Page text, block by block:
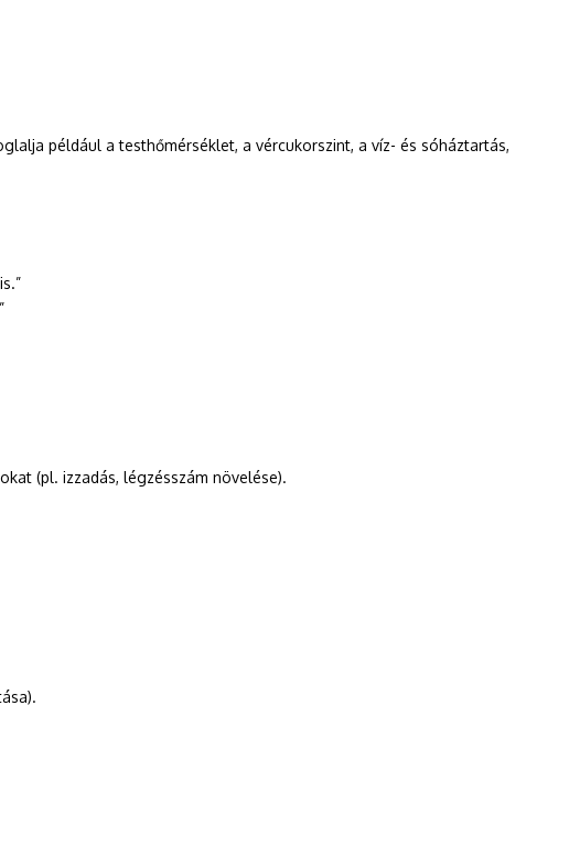
például a testhőmérséklet, a vércukorszint, a víz- és sóháztartás,
(pl. izzadás, légzésszám növelése).